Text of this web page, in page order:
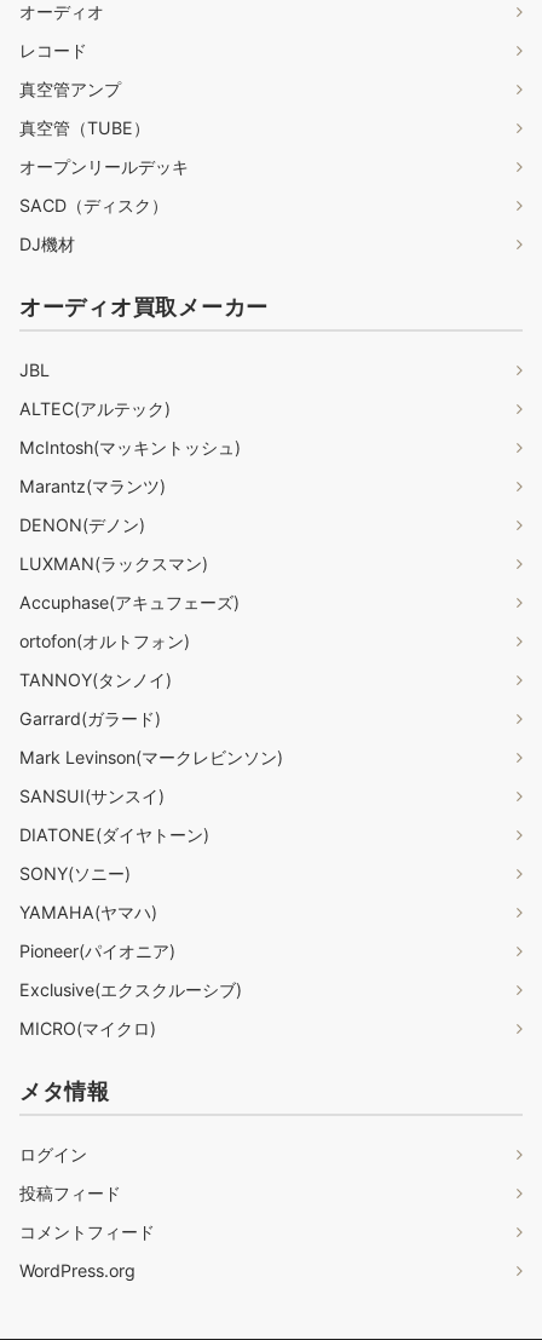
オーディオ
レコード
真空管アンプ
真空管（TUBE）
オープンリールデッキ
SACD（ディスク）
DJ機材
オーディオ買取メーカー
JBL
ALTEC(アルテック)
McIntosh(マッキントッシュ)
Marantz(マランツ)
DENON(デノン)
LUXMAN(ラックスマン)
Accuphase(アキュフェーズ)
ortofon(オルトフォン)
TANNOY(タンノイ)
Garrard(ガラード)
Mark Levinson(マークレビンソン)
SANSUI(サンスイ)
DIATONE(ダイヤトーン)
SONY(ソニー)
YAMAHA(ヤマハ)
Pioneer(パイオニア)
Exclusive(エクスクルーシブ)
MICRO(マイクロ)
メタ情報
ログイン
投稿フィード
コメントフィード
WordPress.org